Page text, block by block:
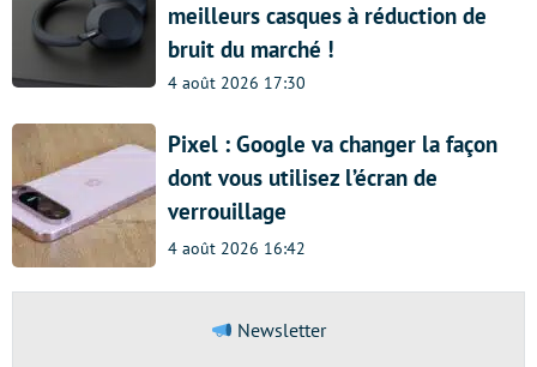
meilleurs casques à réduction de
bruit du marché !
4 août 2026 17:30
Pixel : Google va changer la façon
dont vous utilisez l’écran de
verrouillage
4 août 2026 16:42
Newsletter